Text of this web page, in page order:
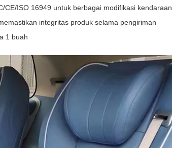
ISO 16949 untuk berbagai modifikasi kendaraan
integritas produk selama pengiriman
1 buah